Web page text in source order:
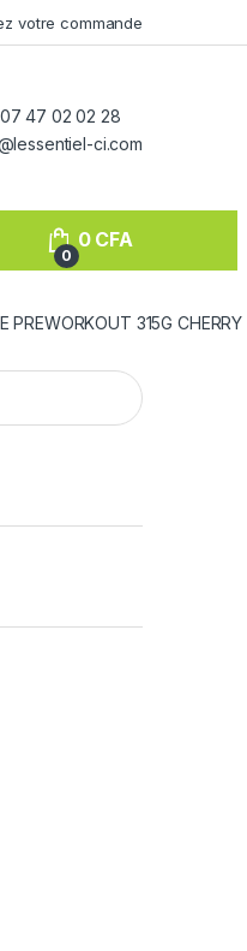
votre commande
47 02 02 28
ci.com
0
0 CFA
PREWORKOUT 315G CHERRY